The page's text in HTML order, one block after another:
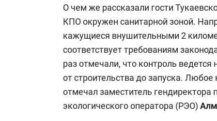
Уставный капитал — 30 млн
Салахов , работавший ранее
В планах РЭО — создание
территории республики. В нее
переработки отходов: в
Верхнеуслонском, Алексеевском,
О чем же рассказали гости
КПО окружен санитарной зоной.
кажущиеся внушительными 2
соответствует требованиям
раз отмечали, что контроль
от строительства до запуска.
отмечал заместитель гендиректора
экологического оператора (РЭО)